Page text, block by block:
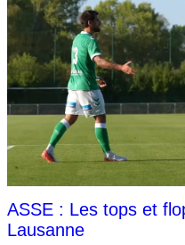
ASSE : Les tops et
Lausanne